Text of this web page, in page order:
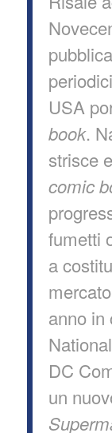
USA
book.
strisce
comic
fumetti
a
anno in
DC
un